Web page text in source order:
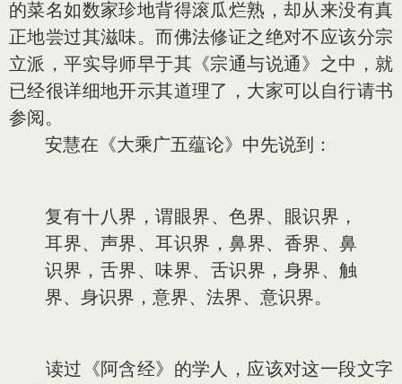
的菜名如数家珍地背得滚瓜烂熟，却从来没有真
正地尝过其滋味。而佛法修证之绝对不应该分宗
立派，平实导师早于其《宗通与说通》之中，就
已经很详细地开示其道理了，大家可以自行请书
参阅。
安慧在《大乘广五蕴论》中先说到：
复有十八界，谓眼界、色界、眼识界，
耳界、声界、耳识界，鼻界、香界、鼻
识界，舌界、味界、舌识界，身界、触
界、身识界，意界、法界、意识界。
读过《阿含经》的学人，应该对这一段文字